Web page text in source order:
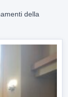
della